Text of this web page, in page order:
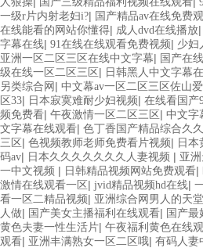
一级r片内射老妇i?| 国产精品av在线免费
在线能看的网站你懂得| 成人dvd在线播放|
字幕在线| 91在线在线观看免费视频| 少妇
亚洲一区二区三区在线中文字幕| 国产在
级在线一区二区三区 | 日韩黑人中文字幕
另类综合网 | 中文幕av一区二区三区佐山爱
区33| 日本寂寞难耐少妇视频| 在线看国产
频免费看| 午夜激情一区二区三区 | 中文字
文字幕在线观看| 色丁香国产精品综合久久
三区 | 色视频教师老师免费看片视频| 日
码av| 日本久久久久久久久人妻视频 | 亚
一中文视频 | 日韩精品视频网站免费观看|
激情在线观看一区 | jvid精品视频hd在线|
看一区二精品视频| 亚洲综合网男人的天堂
人做| 国产美女主播福利在线观看| 国产最
黄色夫妻一性生活片| 午夜福利黄色在线
观看| 亚洲丰满熟女一区二区哦| 有码人妻